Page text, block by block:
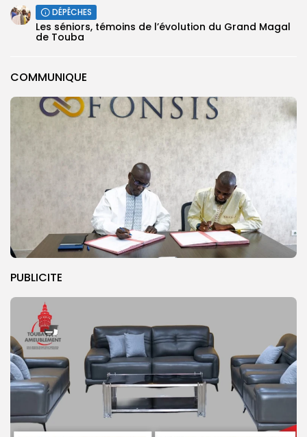
COMMUNIQUE
PUBLICITE
DÉPÊCHES
Les séniors, témoins de l’évolution du Grand Magal
de Touba